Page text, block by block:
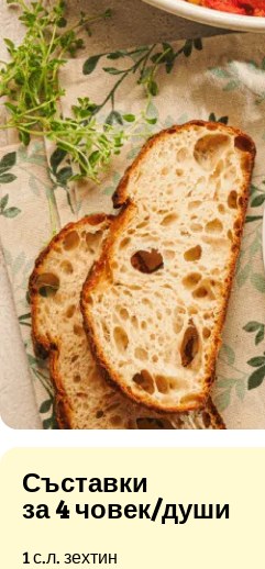
Съставки
за 4 човек/души
1 с.л. зехтин